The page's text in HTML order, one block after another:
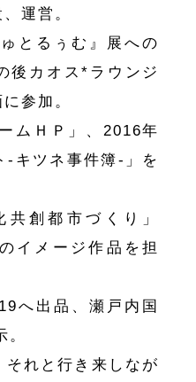
運営。
とるぅむ』展への
後カオス*ラウンジ
参加。
ムＨＰ」、2016年
-キツネ事件簿-」を
創都市づくり」
イメージ作品を担
へ出品、瀬戸内国
れと行き来しなが